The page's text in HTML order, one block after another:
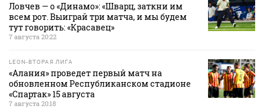
Ловчев — о «Динамо»: «Шварц, заткни им
всем рот. Выиграй три матча, и мы будем
тут говорить: «Красавец»
7 августа 20:22
LEON-ВТОРАЯ ЛИГА
«Алания» проведет первый матч на
обновленном Республиканском стадионе
«Спартак» 15 августа
7 августа 20:18